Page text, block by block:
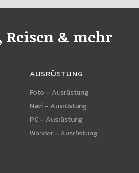
Reisen & mehr
AUSRÜSTUNG
Foto – Ausrüstung
Navi – Ausrüstung
PC – Ausrüstung
Wander – Ausrüstung